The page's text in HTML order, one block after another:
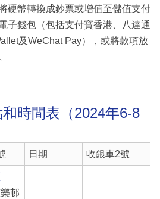
硬幣轉換成鈔票或增值至儲值支付
子錢包（包括支付寶香港、八達通
及WeChat Pay），或將款項放
時間表（2024年6-8
日期 收銀車2號
邨